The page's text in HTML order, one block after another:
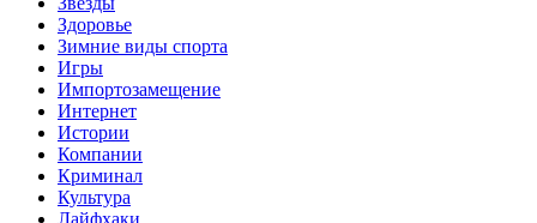
Здоровье
Зимние виды спорта
Игры
Импортозамещение
Интернет
Истории
Компании
Криминал
Культура